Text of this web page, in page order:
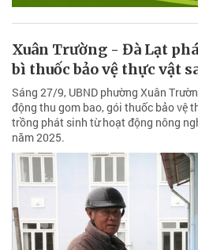
Xuân Trường - Đà Lạt
bì thuốc bảo vệ thực vật
Sáng 27/9, UBND phường Xuân
động thu gom bao, gói thuốc bảo vệ
trồng phát sinh từ hoạt động nông
năm 2025.